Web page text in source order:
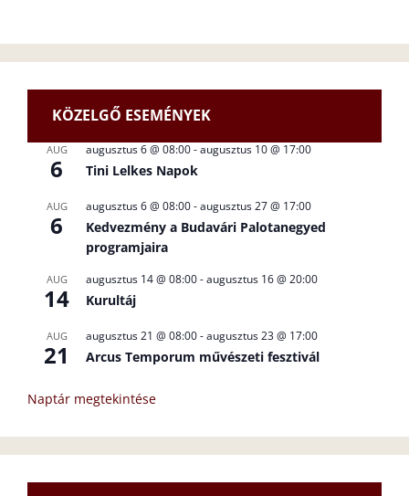
KÖZELGŐ ESEMÉNYEK
AUG
6
augusztus 6 @ 08:00-augusztus 10 @ 17:00
Tini Lelkes Napok
AUG
6
augusztus 6 @ 08:00-augusztus 27 @ 17:00
Kedvezmény a Budavári Palotanegyed
programjaira
AUG
14
augusztus 14 @ 08:00-augusztus 16 @ 20:00
Kurultáj
AUG
21
augusztus 21 @ 08:00-augusztus 23 @ 17:00
Arcus Temporum művészeti fesztivál
Naptár megtekintése